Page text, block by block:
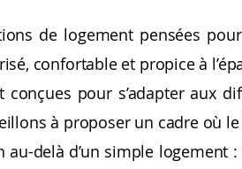
de logement pensées
confortable et propice à
conçues pour s’adapter aux
à proposer un cadre où
au-delà d’un simple